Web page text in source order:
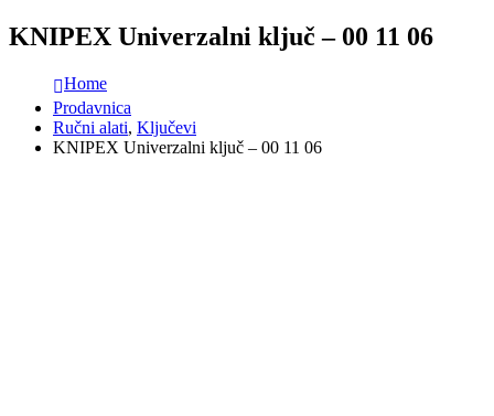
KNIPEX Univerzalni ključ – 00 11 06
Home
Prodavnica
Ručni alati, Ključevi
KNIPEX Univerzalni ključ – 00 11 06